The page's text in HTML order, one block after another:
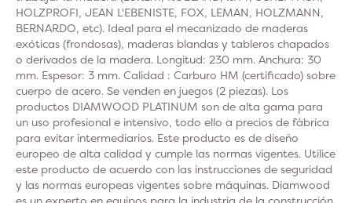
HOLZPROFI, JEAN L'EBENISTE, FOX, LEMAN, HOLZMANN,
BERNARDO, etc). Ideal para el mecanizado de maderas
exóticas (frondosas), maderas blandas y tableros chapados
o derivados de la madera. Longitud: 230 mm. Anchura: 30
mm. Espesor: 3 mm. Calidad : Carburo HM (certificado) sobre
cuerpo de acero. Se venden en juegos (2 piezas). Los
productos DIAMWOOD PLATINUM son de alta gama para
un uso profesional e intensivo, todo ello a precios de fábrica
para evitar intermediarios. Este producto es de diseño
europeo de alta calidad y cumple las normas vigentes. Utilice
este producto de acuerdo con las instrucciones de seguridad
y las normas europeas vigentes sobre máquinas. Diamwood